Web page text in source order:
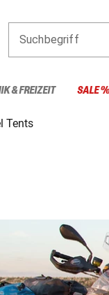
Suchbegriff
& FREIZEIT SALE %
Tents